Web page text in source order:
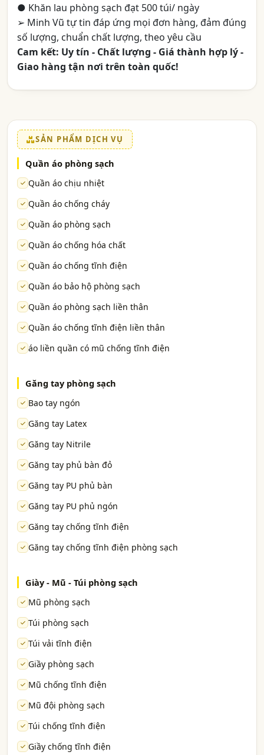
● Khăn lau phòng sạch đạt 500 túi/ ngày
➢ Minh Vũ tự tin đáp ứng mọi đơn hàng, đảm đúng
số lượng, chuẩn chất lượng, theo yêu cầu
Cam kết: Uy tín - Chất lượng - Giá thành hợp lý -
Giao hàng tận nơi trên toàn quốc!
SẢN PHẨM DỊCH VỤ
Quần áo phòng sạch
Quần áo chịu nhiệt
Quần áo chống cháy
Quần áo phòng sạch
Quần áo chống hóa chất
Quần áo chống tĩnh điện
Quần áo bảo hộ phòng sạch
Quần áo phòng sạch liền thân
Quần áo chống tĩnh điện liền thân
áo liền quần có mũ chống tĩnh điện
Găng tay phòng sạch
Bao tay ngón
Găng tay Latex
Găng tay Nitrile
Găng tay phủ bàn đỏ
Găng tay PU phủ bàn
Găng tay PU phủ ngón
Găng tay chống tĩnh điện
Găng tay chống tĩnh điện phòng sạch
Giày - Mũ - Túi phòng sạch
Mũ phòng sạch
Túi phòng sạch
Túi vải tĩnh điện
Giầy phòng sạch
Mũ chống tĩnh điện
Mũ đội phòng sạch
Túi chống tĩnh điện
Giầy chống tĩnh điện